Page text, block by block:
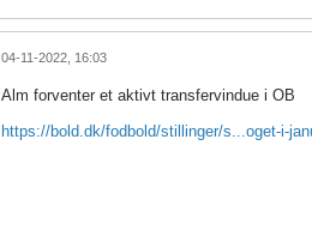
04-11-2022, 16:03
Alm forventer et aktivt transfervindue i OB
https://bold.dk/fodbold/stillinger/s...oget-i-